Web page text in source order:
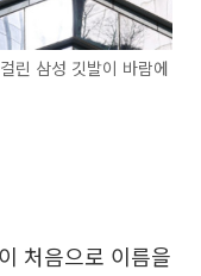
린 삼성 깃발이 바람에
처음으로 이름을